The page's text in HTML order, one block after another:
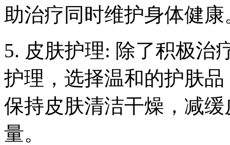
助治疗同时维护身体健康
5. 皮肤护理: 除了积极治
护理，选择温和的护肤
保持皮肤清洁干燥，减
量。